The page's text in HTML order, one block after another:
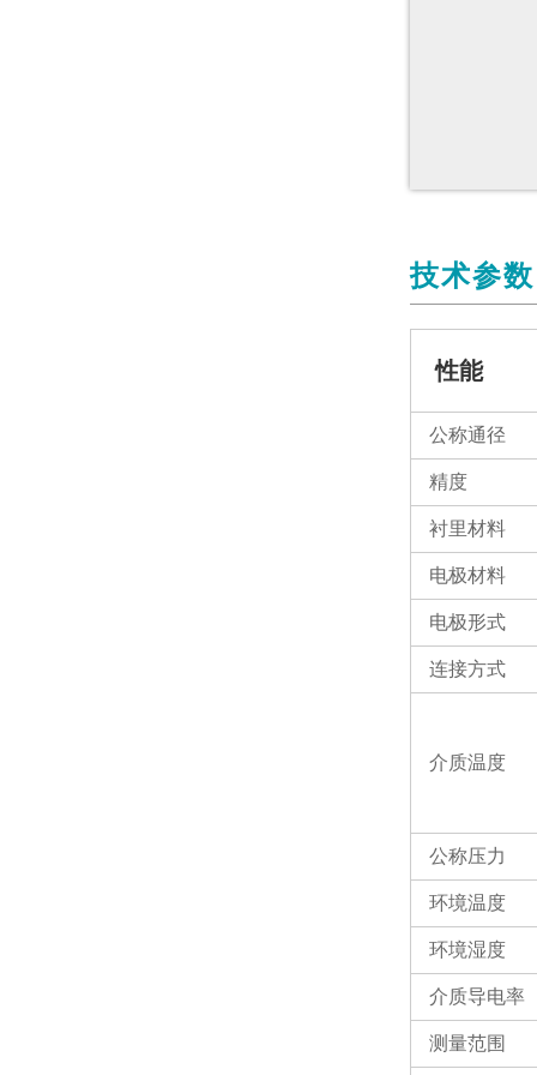
技术参数
性能
公称通径
精度
衬里材料
电极材料
电极形式
连接方式
介质温度
公称压力
环境温度
环境湿度
介质导电率
测量范围